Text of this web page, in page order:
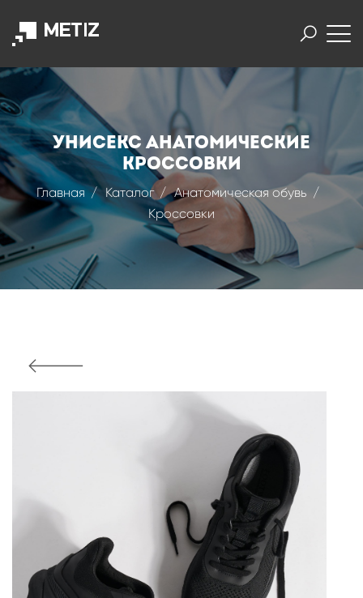
УНИСЕКС АНАТОМИЧЕСКИЕ
КРОССОВКИ
Главная Каталог
Анатомическая обувь
Кроссовки